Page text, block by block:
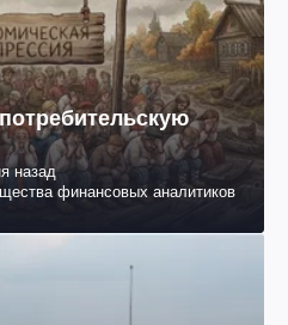
назад
финансовых аналитиков